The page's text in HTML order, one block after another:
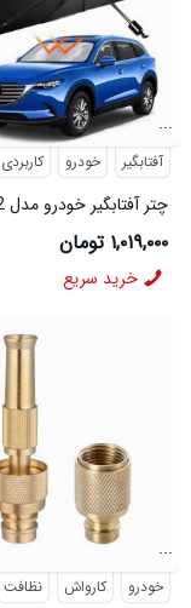
...
آفتابگیر خودرو کاربردی
چتر آفتابگیر خودرو مدل 41442
۱,۰۱۹,۰۰۰ تومان
خرید سریع
...
خودرو کارواش نظافت